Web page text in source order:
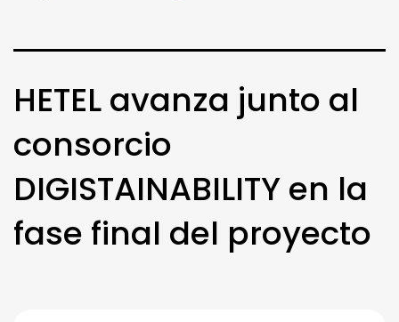
HETEL avanza junto al
consorcio
DIGISTAINABILITY en la
fase final del proyecto